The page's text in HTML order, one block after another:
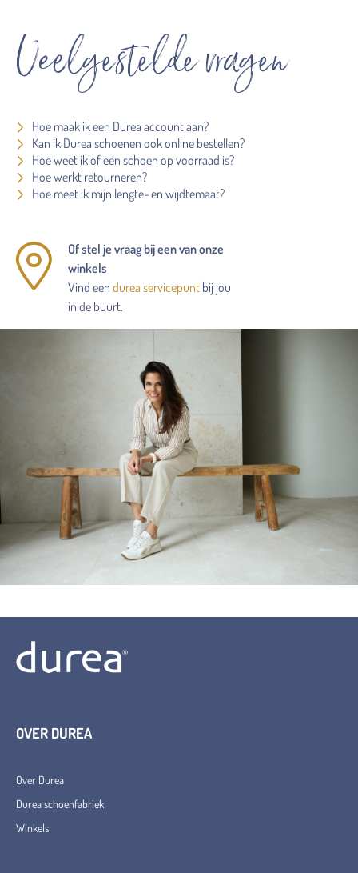
Veelgestelde vragen
Hoe maak ik een Durea account aan?
Kan ik Durea schoenen ook online bestellen?
Hoe weet ik of een schoen op voorraad is?
Hoe werkt retourneren?
Hoe meet ik mijn lengte- en wijdtemaat?
Of stel je vraag bij een van onze
winkels
Vind een durea servicepunt bij jou
in de buurt.
OVER DUREA
Over Durea
Durea schoenfabriek
Winkels